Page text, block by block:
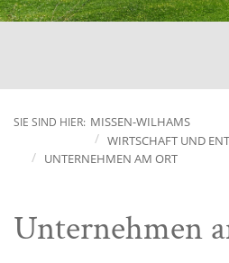
SIE SIND HIER: MISSEN-WILHAMS
WIRTSCHAFT UND
UNTERNEHMEN AM ORT
Unternehmen